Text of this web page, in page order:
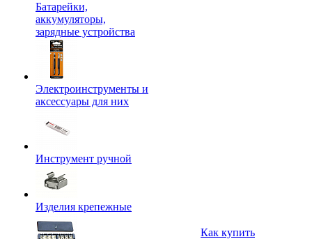
Батарейки,
аккумуляторы,
зарядные устройства
Электроинструменты и
аксессуары для них
Инструмент ручной
Изделия крепежные
Как купить